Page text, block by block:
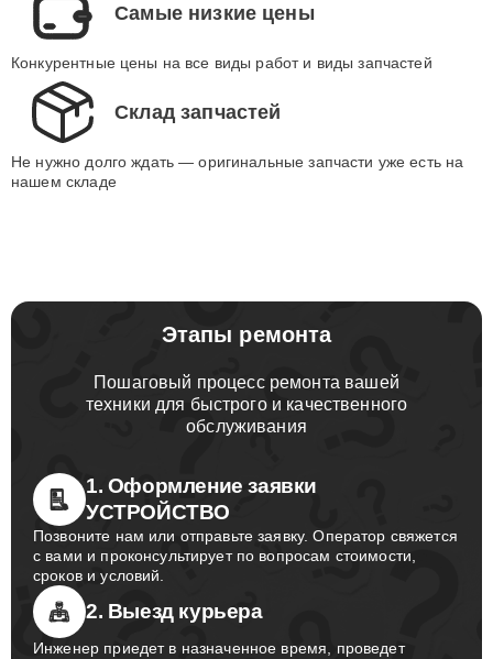
Самые низкие цены
Конкурентные цены на все виды работ и виды запчастей
Склад запчастей
Не нужно долго ждать — оригинальные запчасти уже есть на
нашем складе
Этапы ремонта
Пошаговый процесс ремонта вашей
техники для быстрого и качественного
обслуживания
1. Оформление заявки
УСТРОЙСТВО
Позвоните нам или отправьте заявку. Оператор свяжется
с вами и проконсультирует по вопросам стоимости,
сроков и условий.
2. Выезд курьера
Инженер приедет в назначенное время, проведет